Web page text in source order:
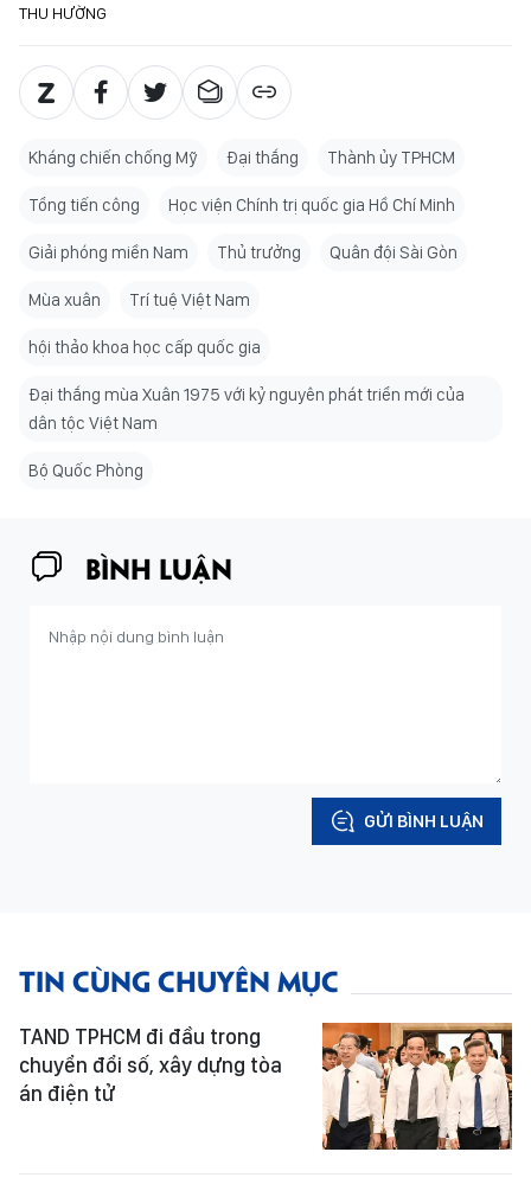
THU HƯỜNG
Kháng chiến chống Mỹ Đại thắng Thành ủy TPHCM
Tổng tiến công Học viện Chính trị quốc gia Hồ Chí Minh
Giải phóng miền Nam Thủ trưởng Quân đội Sài Gòn
Mùa xuân Trí tuệ Việt Nam
hội thảo khoa học cấp quốc gia
Đại thắng mùa Xuân 1975 với kỷ nguyên phát triển mới của
dân tộc Việt Nam
Bộ Quốc Phòng
BÌNH LUẬN
GỬI BÌNH LUẬN
TIN CÙNG CHUYÊN MỤC
TAND TPHCM đi đầu trong
chuyển đổi số, xây dựng tòa
án điện tử